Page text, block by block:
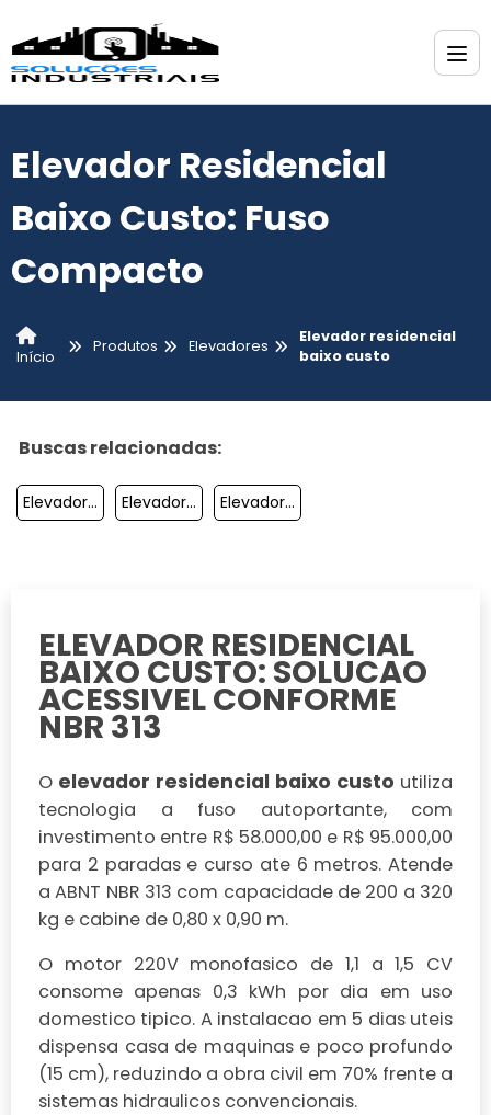
Elevador Residencial
Baixo Custo: Fuso
Compacto
Início
Produtos Elevadores
Elevador residencial
baixo custo
Buscas relacionadas:
Elevador Residencial E Social Elevador Acessível Elevador Residencial Unifamiliar Preço
ELEVADOR RESIDENCIAL
BAIXO CUSTO: SOLUCAO
ACESSIVEL CONFORME
NBR 313
O elevador residencial baixo custo utiliza
tecnologia a fuso autoportante, com
investimento entre R$ 58.000,00 e R$ 95.000,00
para 2 paradas e curso ate 6 metros. Atende
a ABNT NBR 313 com capacidade de 200 a 320
kg e cabine de 0,80 x 0,90 m.
O motor 220V monofasico de 1,1 a 1,5 CV
consome apenas 0,3 kWh por dia em uso
domestico tipico. A instalacao em 5 dias uteis
dispensa casa de maquinas e poco profundo
(15 cm), reduzindo a obra civil em 70% frente a
sistemas hidraulicos convencionais.